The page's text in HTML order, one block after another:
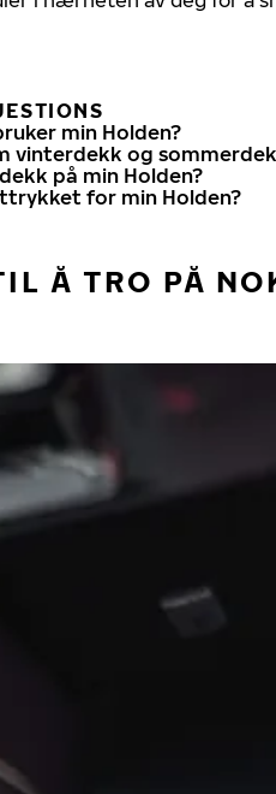
min Holden?
vinterdekk og
på min Holden?
for min Holden?
Å TRO PÅ